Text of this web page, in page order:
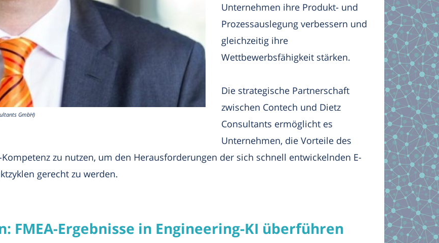
GmbH)
Unternehmen ihre Produkt- und
Prozessauslegung verbessern und
gleichzeitig ihre
Wettbewerbsfähigkeit stärken.
Die strategische Partnerschaft
zwischen Contech und Dietz
Consultants ermöglicht es
Unternehmen, die Vorteile des
Kompetenz zu nutzen, um den Herausforderungen der sich schnell entwickelnden E-
gerecht zu werden.
FMEA-Ergebnisse in Engineering-KI überführen